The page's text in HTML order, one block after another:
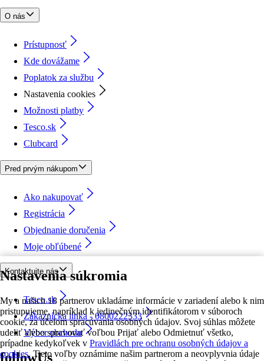
Nastavenia súkromia
My a našich 18 partnerov ukladáme informácie v zariadení alebo k nim
pristupujeme, napríklad k jedinečným identifikátorom v súboroch
cookie, za účelom spracúvania osobných údajov. Svoj súhlas môžete
udeliť alebo spravovať voľbou Prijať alebo Odmietnuť všetko,
prípadne kedykoľvek v Pravidlách pre ochranu osobných údajov a
cookies. Tieto voľby oznámime našim partnerom a neovplyvnia údaje
O nás
Prístupnosť
Kde dovážame
Poplatok za službu
Nastavenia cookies
Možnosti platby
Tesco.sk
Clubcard
Pred prvým nákupom
Ako nakupovať
Registrácia
Objednanie doručenia
Moje obľúbené
Kontaktujte nás
Tesco.sk
Zákaznícka linka - 0800222333
Výber obchodu
followUs